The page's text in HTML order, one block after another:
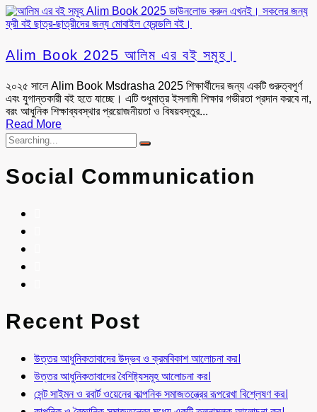
Alim Book 2025 আলিম এর বই সমূহ।
২০২৫ সালে Alim Book Msdrasha 2025 শিক্ষার্থীদের জন্য একটি গুরুত্বপূর্ণ
এবং যুগান্তকারী বই হতে যাচ্ছে। এটি শুধুমাত্র ইসলামী শিক্ষার গভীরতা প্রদান করবে না,
বরং আধুনিক শিক্ষাব্যবস্থার প্রয়োজনীয়তা ও বিষয়বস্তুর...
Read More
Social Communication
Recent Post
উত্তর আধুনিকতাবাদের উদ্ভব ও ক্রমবিকাশ আলোচনা কর।
উত্তর আধুনিকতাবাদের বৈশিষ্ট্যসমূহ আলোচনা কর।
সেন্ট সাইমন ও রবার্ট ওয়েনের কাল্পনিক সমাজতন্ত্রের রূপরেখা বিশ্লেষণ কর।